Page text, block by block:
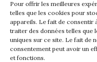
Pour offrir les meilleures
telles que les cookies pour
appareils. Le fait de consentir
traiter des données telles que
uniques sur ce site. Le fait de
consentement peut avoir un
et fonctions.